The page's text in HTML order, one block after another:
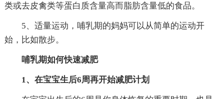
类或去皮禽类等蛋白质含量高而脂肪含量低的食品。
5、适量运动，哺乳期的妈妈可以从简单的运动开
始，比如散步。
哺乳期如何快速减肥
1、在宝宝生后6周再开始减肥计划